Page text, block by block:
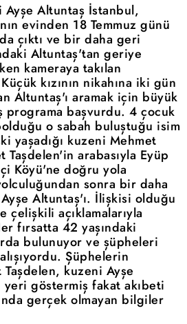
Altuntaş İstanbul,
evinden 18 Temmuz günü
çıktı ve bir daha geri
Altuntaş'tan geriye
kameraya takılan
kızının nikahına iki gün
Altuntaş'ı aramak için büyük
programa başvurdu. 4 çocuk
o sabah buluştuğu isim
yaşadığı kuzeni Mehmet
Taşdelen'in arabasıyla Eyüp
Köyü'ne doğru yola
sonra bir daha
Altuntaş'ı. İlişkisi olduğu
çelişkili açıklamalarıyla
fırsatta 42 yaşındaki
bulunuyor ve şüpheleri
Şüphelerin
kuzeni Ayşe
göstermiş fakat akıbeti
gerçek olmayan bilgiler